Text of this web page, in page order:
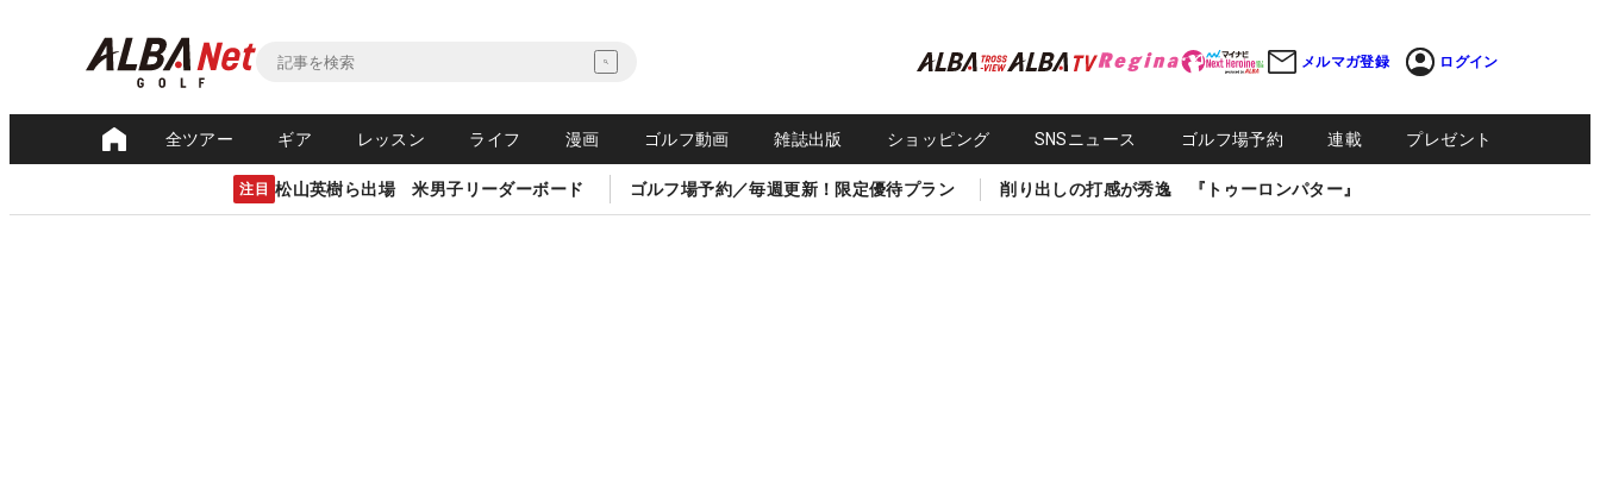
メルマガ登録 ログイン
全ツアー ギア レッスン ライフ 漫画 ゴルフ動画 雑誌出版 ショッピング SNSニュース ゴルフ場予約 連載 プレゼント
注目 松山英樹ら出場 米男子リーダーボード ゴルフ場予約／毎週更新！限定優待プラン 削り出しの打感が秀逸 『トゥーロンパター』